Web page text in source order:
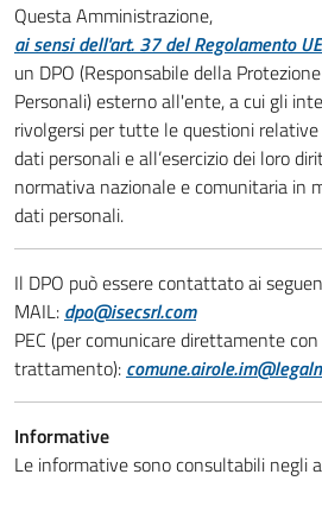
Questa Amministrazione,
ai sensi dell'art. 37 del Regolamento
un DPO (Responsabile della
Personali) esterno all'ente, a cui gli
rivolgersi per tutte le questioni
dati personali e all’esercizio dei loro
normativa nazionale e comunitaria in
dati personali.
Il DPO può essere contattato ai
MAIL: dpo@isecsrl.com
PEC (per comunicare direttamente
trattamento):
Informative
Le informative sono consultabili negli